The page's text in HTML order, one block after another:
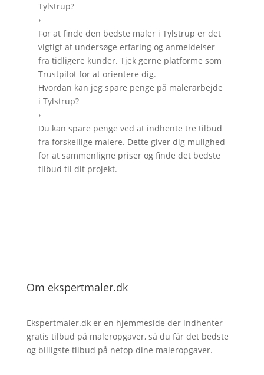
Tylstrup?
›
For at finde den bedste maler i Tylstrup er det
vigtigt at undersøge erfaring og anmeldelser
fra tidligere kunder. Tjek gerne platforme som
Trustpilot for at orientere dig.
Hvordan kan jeg spare penge på malerarbejde
i Tylstrup?
›
Du kan spare penge ved at indhente tre tilbud
fra forskellige malere. Dette giver dig mulighed
for at sammenligne priser og finde det bedste
tilbud til dit projekt.
Om ekspertmaler.dk
Ekspertmaler.dk er en hjemmeside der indhenter
gratis tilbud på maleropgaver, så du får det bedste
og billigste tilbud på netop dine maleropgaver.